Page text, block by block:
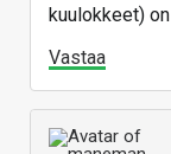
kuulokkeet)
Vastaa